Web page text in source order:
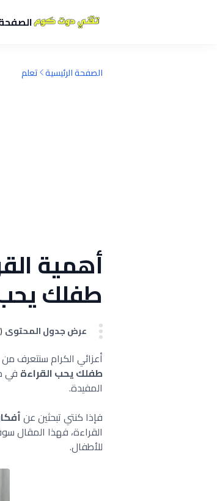
الصفحة الرئيسية تعلم
أهمية
طفلك
عرض جدول المحتوى
أعزائي الكرام سنتعرف
طفلك يحب القراءة في
المفيدة.
فإذا كنتي تبحثين عن
القراءة، فهذا المقال
للأطفال.